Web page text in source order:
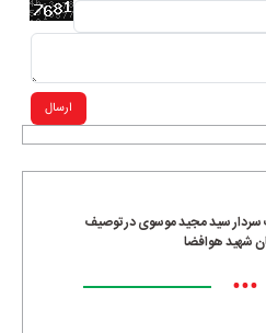
سردار سید مجید موسوی در توصیف
شهید هوافضا
•••
ارسال